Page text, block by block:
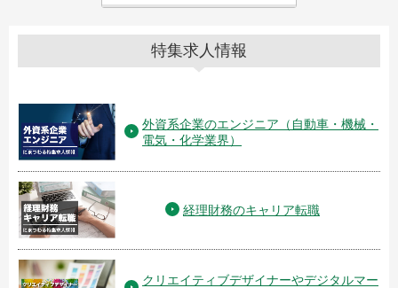
特集求人情報
外資系企業のエンジニア（自動車・機械・
電気・化学業界）
経理財務のキャリア転職
クリエイティブデザイナーやデジタルマー